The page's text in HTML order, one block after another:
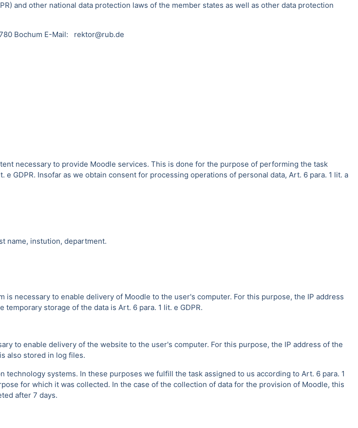
and other national data protection laws of the member states as well as other data protection
Bochum E-Mail: rektor@rub.de
necessary to provide Moodle services. This is done for the purpose of performing the task
GDPR. Insofar as we obtain consent for processing operations of personal data, Art. 6 para. 1 lit. a
name, instution, department.
necessary to enable delivery of Moodle to the user's computer. For this purpose, the IP address
storage of the data is Art. 6 para. 1 lit. e GDPR.
to enable delivery of the website to the user's computer. For this purpose, the IP address of the
also stored in log files.
systems. In these purposes we fulfill the task assigned to us according to Art. 6 para. 1
for which it was collected. In the case of the collection of data for the provision of Moodle, this
after 7 days.